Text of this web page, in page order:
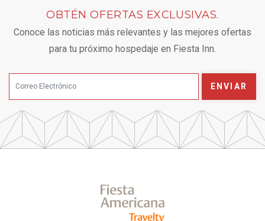
OBTÉN OFERTAS EXCLUSIVAS.
Conoce las noticias más relevantes y las mejores ofertas
para tu próximo hospedaje en Fiesta Inn.
ENVIAR